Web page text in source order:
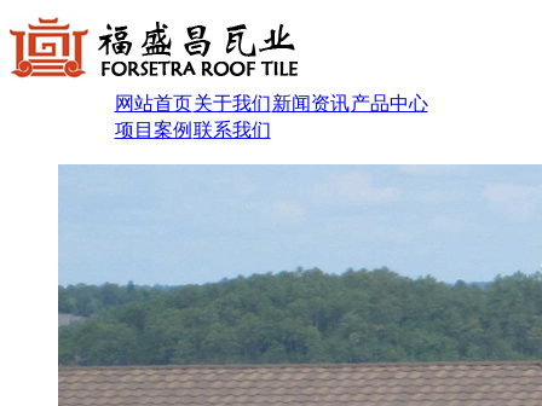
网站首页关于我们新闻资讯产品中心
项目案例 联系我们